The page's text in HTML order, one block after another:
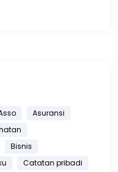
Asuransi
Bisnis
Catatan pribadi